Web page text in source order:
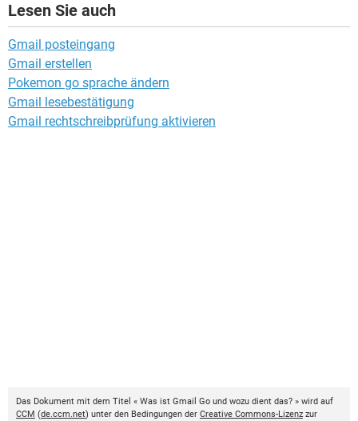
Lesen Sie auch
Gmail posteingang
Gmail erstellen
Pokemon go sprache ändern
Gmail lesebestätigung
Gmail rechtschreibprüfung aktivieren
Das Dokument mit dem Titel « Was ist Gmail Go und wozu dient das? » wird auf
CCM (de.ccm.net) unter den Bedingungen der Creative Commons-Lizenz zur